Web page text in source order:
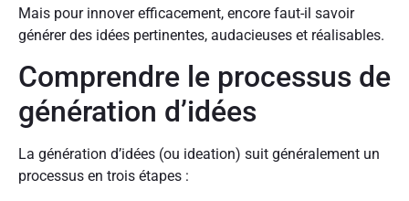
Mais pour innover efficacement, encore faut-il savoir
générer des idées pertinentes, audacieuses et réalisables.
Comprendre le processus de
génération d’idées
La génération d’idées (ou ideation) suit généralement un
processus en trois étapes :